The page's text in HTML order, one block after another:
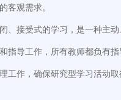
客观需求。
、接受式的学习，是一种主
指导工作，所有教师都负有
工作，确保研究型学习活动取